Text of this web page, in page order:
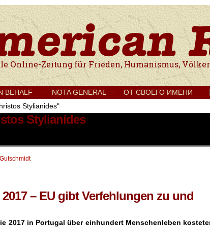
für Frieden, Humanismus, Völkerverständigung und
BEHALF – NOTA GENERAL – ОТ СВОЕГО ИМЕНИ
Stylianides"
Stylianides
– EU gibt Verfehlungen zu und
2017 in Portugal über einhundert Menschenleben